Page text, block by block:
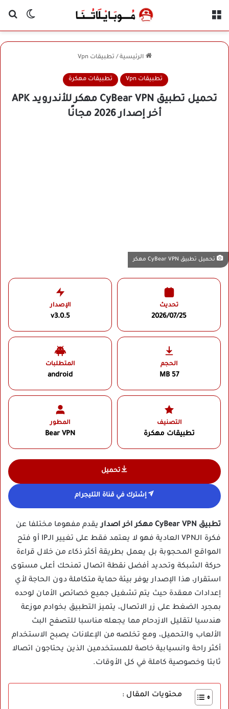
الوضع
الرئيسية / تطبيقات Vpn
تطبيقات Vpn تطبيقات مهكرة
تحميل تطبيق CyBear VPN مهكر للأندرويد APK
أخر إصدار 2026 مجانًا
تحميل تطبيق CyBear VPN مهكر
تحديث
2026/07/25
الإصدار
v3.0.5
الحجم
57 MB
المتطلبات
android
التصنيف
تطبيقات مهكرة
المطور
Bear VPN‏
تحميل
إشترك في قناة التليجرام
تطبيق CyBear VPN مهكر اخر اصدار
يقدم مفهوما مختلفا عن
فكرة الـVPN العادية فهو لا يعتمد فقط على تغيير الـIP أو فتح
المواقع المحجوبة بل يعمل بطريقة أكثر ذكاء من خلال قراءة
حركة الشبكة وتحديد أفضل نقطة اتصال تمنحك أعلى مستوى
استقرار، هذا الإصدار يوفر بيئة حماية متكاملة دون الحاجة لأي
إعدادات معقدة حيث يتم تشغيل جميع خصائص الأمان لوحده
بمجرد الضغط على زر الاتصال، يتميز التطبيق بخوادم موزعة
هندسيا لتقليل الازدحام مما يجعله مناسبا للتصفح البث
الألعاب والتحميل، ومع تخلصه من الإعلانات يصبح الاستخدام
أكثر راحة وانسيابية خاصة للمستخدمين الذين يحتاجون اتصالا
ثابتا وخصوصية كاملة في كل الأوقات.
محتويات المقال :